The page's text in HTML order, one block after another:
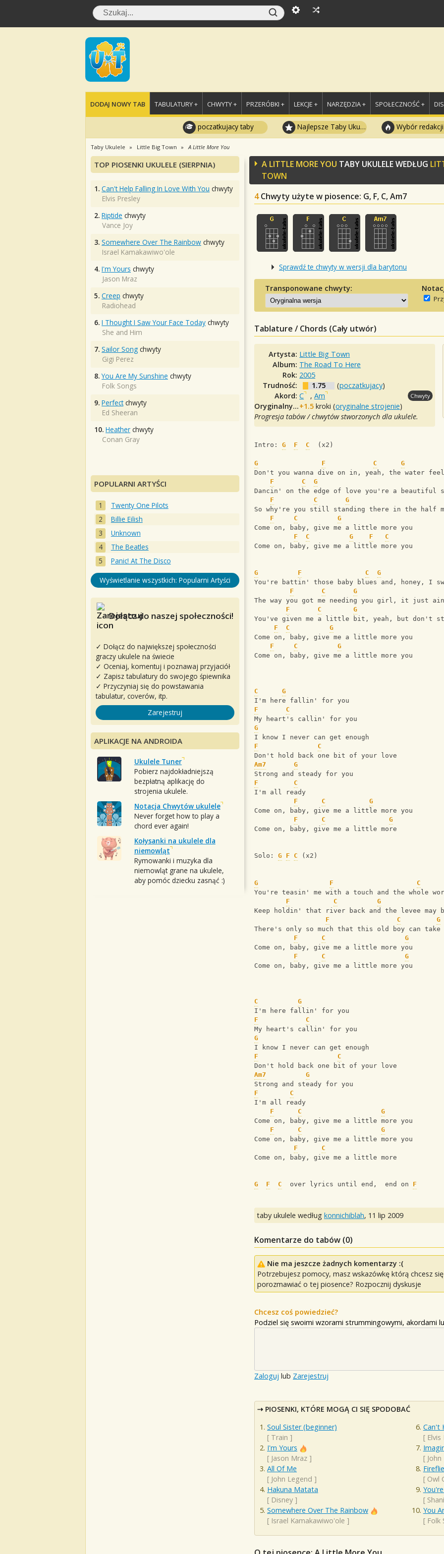
DODAJ NOWY TAB TABULATURY + CHWYTY + PRZERÓBKI + LEKCJE + NARZĘDZIA + SPOŁECZNOŚĆ +
poczatkujacy taby Najlepsze Taby Ukulele Wybór redakcji
Taby Ukulele Little Big Town A Little More You
A LITTLE MORE YOU TABY UKULELE WEDŁUG
TOWN
4 Chwyty użyte w piosence: G, F, C, Am7
Sprawdź te chwyty w wersji dla barytonu
Transponowane chwyty:
Tablature / Chords (Cały utwór)
Artysta: Little Big Town
Album: The Road To Here
Rok: 2005
Trudność:
1.75 (poczatkujacy)
Akord:C ,Am Chwyty
Oryginalny tuning:+1.5 kroki (oryginalne strojenie)
Progresja tabów / chwytów stworzonych dla ukulele.
Intro: G F C
  (x2)
G F C
G
Don't you wanna dive on in, yeah, the water
F
C
G
Dancin' on the edge of love you're a beautiful
F
C
G
So why're you still standing there in the half
F
C
G
Come on, baby, give me a little more you
F
C G F
C
Come on, baby, give me a little more you
G F C
G
You're battin' those baby blues and, honey, I
F
C
G
The way you got me needing you girl, it just
F
C
G
You've given me a little bit, yeah, but don't
F
C
G
Come on, baby, give me a little more you
F
C
G
Come on, baby, give me a little more you
C
G
I'm here fallin' for you
F
C
My heart's callin' for you
G
I know I never can get enough
F
C
Don't hold back one bit of your love
Am7
G
Strong and steady for you
F
C
I'm all ready
F
C
G
Come on, baby, give me a little more you
F
C
G
Come on, baby, give me a little more
Solo: G F C (x2)
G F
C
You're teasin' me with a touch and the whole
F
C
G
Keep holdin' that river back and the levee may
F
C
G
There's only so much that this old boy can take
F
C
G
Come on, baby, give me a little more you
F
C
G
Come on, baby, give me a little more you
C
G
I'm here fallin' for you
F
C
My heart's callin' for you
G
I know I never can get enough
F
C
Don't hold back one bit of your love
Am7
G
Strong and steady for you
F
C
I'm all ready
F
C
G
Come on, baby, give me a little more you
F
C
G
Come on, baby, give me a little more you
F
C
Come on, baby, give me a little more
G F C
  over lyrics until end,  end on
F
taby ukulele według konnichiblah, 11 lip 2009
Komentarze do tabów (0)
Nie ma jeszcze żadnych komentarzy :(
Potrzebujesz pomocy, masz wskazówkę którą chcesz
porozmawiać o tej piosence? Rozpocznij dyskusje
Chcesz coś powiedzieć?
Podziel się swoimi wzorami strummingowymi, akordami
Zaloguj lub Zarejestruj
PIOSENKI, KTÓRE MOGĄ CI SIĘ SPODOBAĆ
Soul Sister (beginner)
[ Train ]
I'm Yours
[ Jason Mraz ]
All Of Me
[ John Legend ]
Hakuna Matata
[ Disney ]
Somewhere Over The Rainbow
[ Israel Kamakawiwo'ole ]
Can't
[ Elvis
[
[ Owl
[
You
[ Folk
TOP PIOSENKI UKULELE (SIERPNIA)
1. Can't Help Falling In Love With You chwyty
Elvis Presley
2. Riptide chwyty
Vance Joy
3. Somewhere Over The Rainbow chwyty
Israel Kamakawiwo'ole
4. I'm Yours chwyty
Jason Mraz
5. Creep chwyty
Radiohead
6. I Thought I Saw Your Face Today chwyty
She and Him
7. Sailor Song chwyty
Gigi Perez
8. You Are My Sunshine chwyty
Folk Songs
9. Perfectchwyty
Ed Sheeran
10. Heather chwyty
Conan Gray
POPULARNI ARTYŚCI
Twenty One Pilots
Billie Eilish
Unknown
The Beatles
Panic! At The Disco
Wyświetlanie wszystkich: Popularni Artyści
Dołącz do naszej społeczności!
✓ Dołącz do największej społeczności
graczy ukulele na świecie
✓ Oceniaj, komentuj i poznawaj przyjaciół
✓ Zapisz tabulatury do swojego śpiewnika
✓ Przyczyniaj się do powstawania
tabulatur, coverów, itp.
Zarejestruj
APLIKACJE NA ANDROIDA
Ukulele Tuner
Pobierz najdokładniejszą
bezpłatną aplikację do
strojenia ukulele.
Notacja Chwytów ukulele
Never forget how to play a
chord ever again!
Kołysanki na ukulele dla
niemowląt
Rymowanki i muzyka dla
niemowląt grane na ukulele,
aby pomóc dziecku zasnąć :)